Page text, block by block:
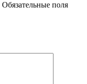
Обязательные поля